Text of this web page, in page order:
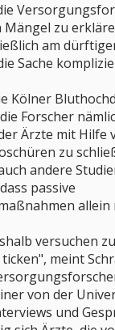
zu
am
Sache
Kölner
Forscher
Ärzte mit Hilfe
zu
andere
passive
allein
versuchen
meint
von der
und